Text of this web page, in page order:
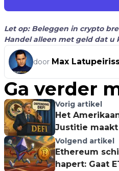
Let op: Beleggen in crypto
Handel alleen met geld dat u
door Max
Ga verder
Vorig artikel
Het
Justitie
van DeFi-
Volgend artikel
Ethereum
hapert: Gaat